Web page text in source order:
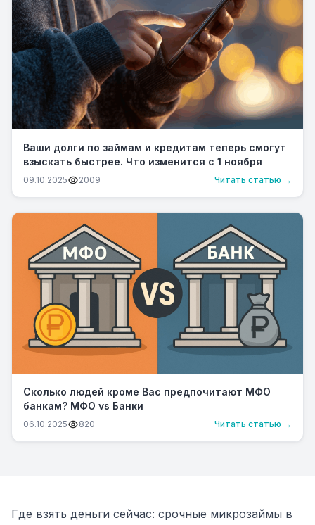
Ваши долги по займам и кредитам теперь смогут
взыскать быстрее. Что изменится с 1 ноября
09.10.2025 2009 Читать статью →
Сколько людей кроме Вас предпочитают МФО
банкам? МФО vs Банки
06.10.2025 820 Читать статью →
Где взять деньги сейчас: срочные микрозаймы в